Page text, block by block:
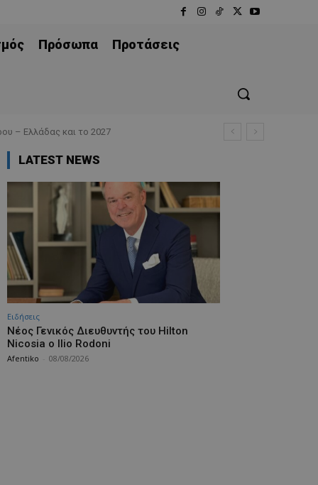
Πρόσωπα
Προτάσεις
– Ελλάδας και το 2027
LATEST NEWS
Ειδήσεις
Νέος Γενικός Διευθυντής του Hilton
Nicosia ο Ilio Rodoni
Afentiko 08/08/2026